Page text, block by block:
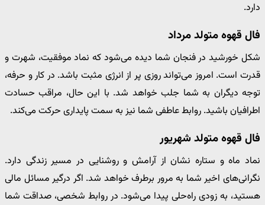
دارد.
فال قهوه متولد مرداد
شکل خورشید در فنجان شما دیده می‌شود که نماد موفقیت، شهرت و
قدرت است. امروز می‌تواند روزی پر از انرژی مثبت باشد. در کار و حرفه،
توجه دیگران به شما جلب خواهد شد. با این حال، مراقب حسادت
اطرافیان باشید. روابط عاطفی شما نیز به سمت پایداری حرکت می‌کند.
فال قهوه متولد شهریور
نماد ماه و ستاره نشان از آرامش و روشنایی در مسیر زندگی دارد.
نگرانی‌های اخیر شما به مرور برطرف خواهد شد. اگر درگیر مسائل مالی
هستید، به زودی راه‌حلی پیدا می‌شود. در روابط شخصی، صداقت شما